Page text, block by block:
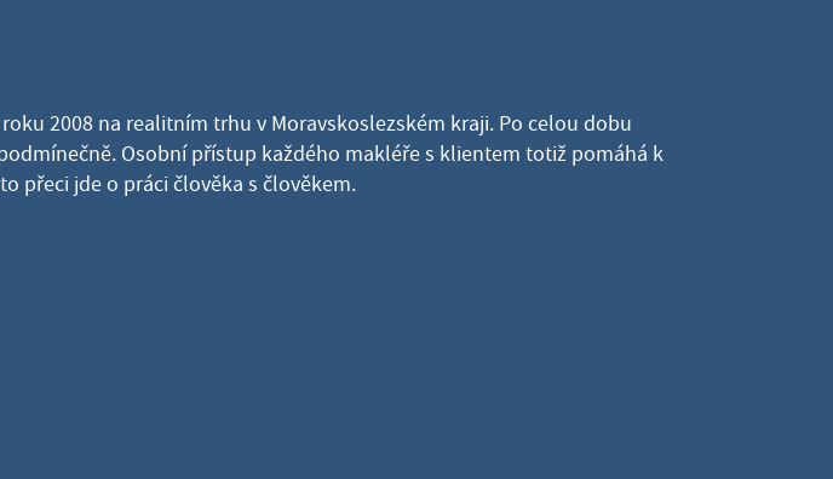
2008 na realitním trhu v Moravskoslezském kraji. Po celou dobu
Osobní přístup každého makléře s klientem totiž pomáhá k
přeci jde o práci člověka s člověkem.